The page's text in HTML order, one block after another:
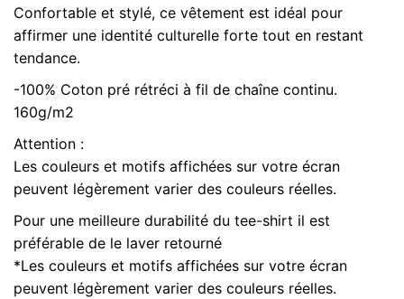
Confortable et stylé, ce vêtement est idéal pour
affirmer une identité culturelle forte tout en restant
tendance.
-100% Coton pré rétréci à fil de chaîne continu.
160g/m2
Attention :
Les couleurs et motifs affichées sur votre écran
peuvent légèrement varier des couleurs réelles.
Pour une meilleure durabilité du tee-shirt il est
préférable de le laver retourné
*Les couleurs et motifs affichées sur votre écran
peuvent légèrement varier des couleurs réelles.